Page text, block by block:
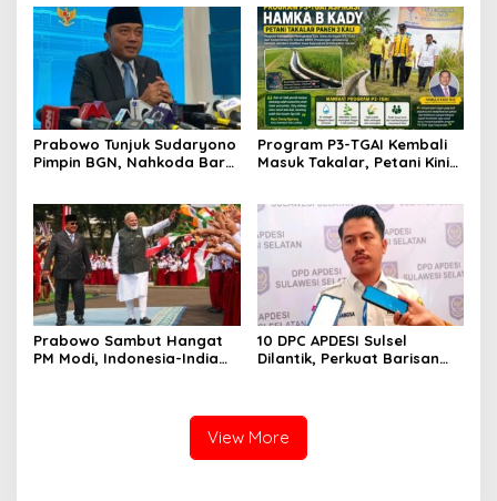
Prabowo Tunjuk Sudaryono
Pimpin BGN, Nahkoda Baru
Program P3-TGAI Kembali
Masuk Takalar, Petani Kini
Prabowo Sambut Hangat
PM Modi, Indonesia-India
10 DPC APDESI Sulsel
Dilantik, Perkuat Barisan
View More